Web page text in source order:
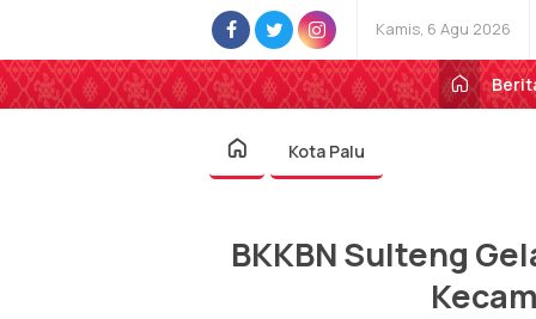
Kamis, 6 Agu 2026
Kota Palu
BKKBN Sulteng